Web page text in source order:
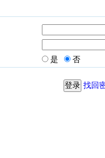
是 否
找回